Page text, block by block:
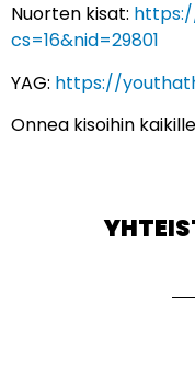
Nuorten kisat:
cs=16&nid=29801
YAG: https://
Onnea kisoihin